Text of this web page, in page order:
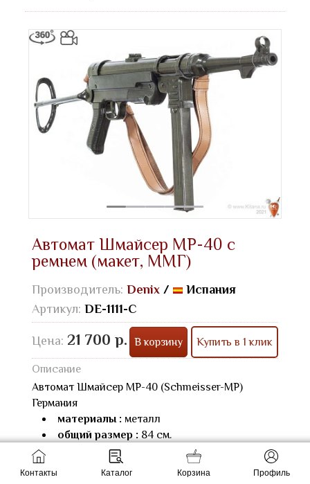
Автомат Шмайсер MP-40 с
ремнем (макет, ММГ)
Производитель: Denix /
Испания
Артикул: DE-1111-C
Цена: 21 700 р. В корзину Купить в 1 клик
Описание
Автомат Шмайсер MP-40 (Schmeisser-MP)
Германия
материалы : металл
общий размер : 84 см.
размер в сложенном виде :
подвижные части :
передёргивается
Контакты Каталог Корзина Профиль